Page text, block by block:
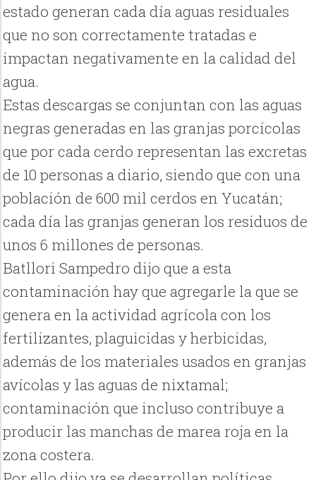
estado generan cada día aguas residuales
que no son correctamente tratadas e
impactan negativamente en la calidad del
agua.
Estas descargas se conjuntan con las aguas
negras generadas en las granjas porcícolas
que por cada cerdo representan las excretas
de 10 personas a diario, siendo que con una
población de 600 mil cerdos en Yucatán;
cada día las granjas generan los residuos de
unos 6 millones de personas.
Batllori Sampedro dijo que a esta
contaminación hay que agregarle la que se
genera en la actividad agrícola con los
fertilizantes, plaguicidas y herbicidas,
además de los materiales usados en granjas
avícolas y las aguas de nixtamal;
contaminación que incluso contribuye a
producir las manchas de marea roja en la
zona costera.